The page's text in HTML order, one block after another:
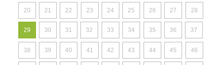
20 21 22 23 24 25 26 27 28
29 30 31 32 33 34 35 36 37
38 39 40 41 42 43 44 45 46